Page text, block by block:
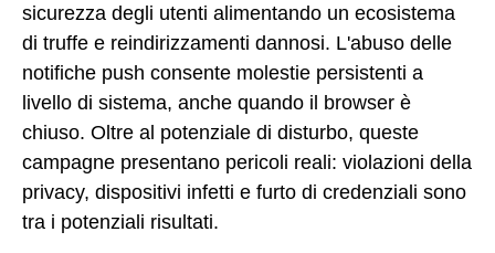
sicurezza degli utenti alimentando un ecosistema
di truffe e reindirizzamenti dannosi. L'abuso delle
notifiche push consente molestie persistenti a
livello di sistema, anche quando il browser è
chiuso. Oltre al potenziale di disturbo, queste
campagne presentano pericoli reali: violazioni della
privacy, dispositivi infetti e furto di credenziali sono
tra i potenziali risultati.